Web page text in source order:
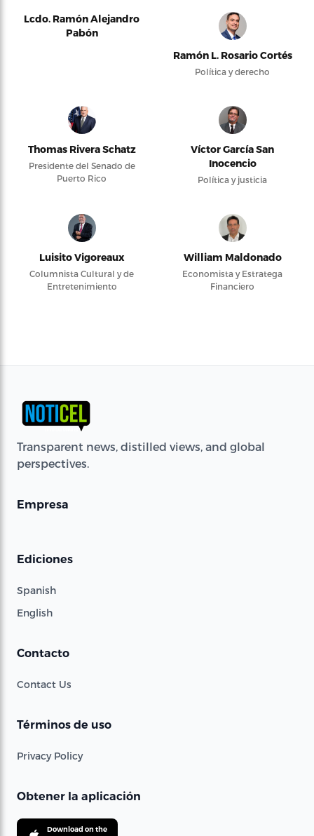
Lcdo. Ramón Alejandro
Pabón
Ramón L. Rosario Cortés
Política y derecho
Thomas Rivera Schatz
Presidente del Senado de
Puerto Rico
Víctor García San
Inocencio
Política y justicia
Luisito Vigoreaux
Columnista Cultural y de
Entretenimiento
William Maldonado
Economista y Estratega
Financiero
Transparent news, distilled views, and global
perspectives.
Empresa
Ediciones
Spanish
English
Contacto
Contact Us
Términos de uso
Privacy Policy
Obtener la aplicación
Download on the